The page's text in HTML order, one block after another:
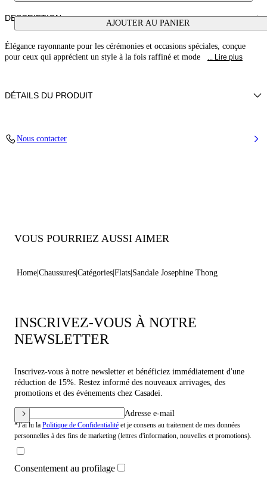
AJOUTER AU PANIER
DESCRIPTION
Élégance rayonnante pour les cérémonies et occasions spéciales, conçue
pour ceux qui apprécient un style à la fois raffiné et mode
... Lire plus
DÉTAILS DU PRODUIT
Nous contacter
VOUS POURRIEZ AUSSI AIMER
Home Chaussures Catégories Flats Sandale Josephine Thong
INSCRIVEZ-VOUS À NOTRE
NEWSLETTER
Inscrivez-vous à notre newsletter et bénéficiez immédiatement d'une
réduction de 15%. Restez informé des nouveaux arrivages, des
promotions et des événements chez Casadei.
Adresse e-mail
*J'ai lu la Politique de Confidentialité et je consens au traitement de mes données
personnelles à des fins de marketing (lettres d'information, nouvelles et promotions).
Consentement au profilage